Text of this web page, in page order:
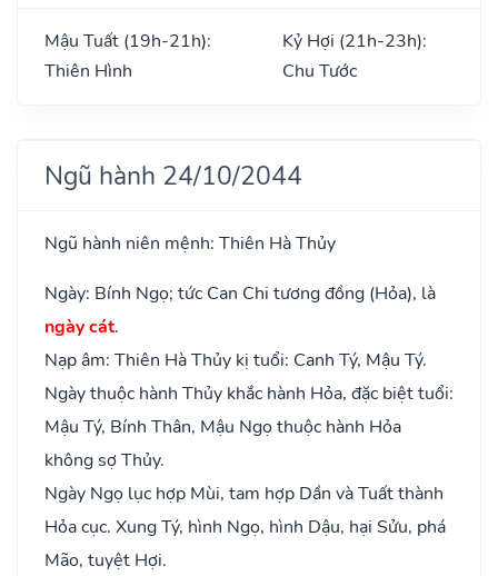
Mậu Tuất (19h-21h):
Thiên Hình
Kỷ Hợi (21h-23h):
Chu Tước
Ngũ hành 24/10/2044
Ngũ hành niên mệnh: Thiên Hà Thủy
Ngày: Bính Ngọ; tức Can Chi tương đồng (Hỏa), là
ngày cát.
Nạp âm: Thiên Hà Thủy kị tuổi: Canh Tý, Mậu Tý.
Ngày thuộc hành Thủy khắc hành Hỏa, đặc biệt tuổi:
Mậu Tý, Bính Thân, Mậu Ngọ thuộc hành Hỏa
không sợ Thủy.
Ngày Ngọ lục hợp Mùi, tam hợp Dần và Tuất thành
Hỏa cục. Xung Tý, hình Ngọ, hình Dậu, hại Sửu, phá
Mão, tuyệt Hợi.